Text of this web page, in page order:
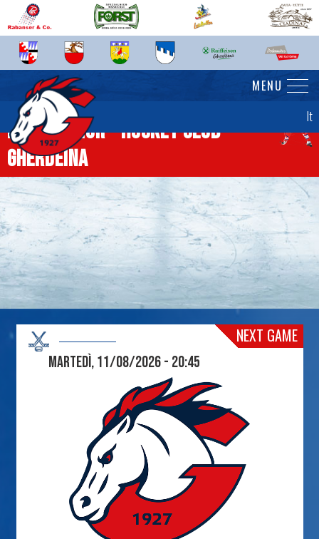
It
MENU
News senior - Hockey Club
Gherdëina
NEXT GAME
Martedì, 11/08/2026 - 20:45